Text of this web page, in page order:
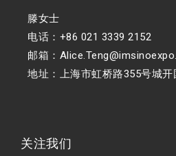
滕女士
电话：+86 021 3339 2152
邮箱：
地址：上海市虹桥路355号城
关注我们